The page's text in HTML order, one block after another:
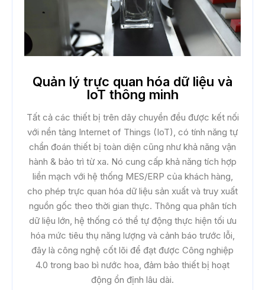
Quản lý trực quan hóa dữ liệu và
IoT thông minh
Tất cả các thiết bị trên dây chuyền đều được kết nối
với nền tảng Internet of Things (IoT), có tính năng tự
chẩn đoán thiết bị toàn diện cũng như khả năng vận
hành & bảo trì từ xa. Nó cung cấp khả năng tích hợp
liền mạch với hệ thống MES/ERP của khách hàng,
cho phép trực quan hóa dữ liệu sản xuất và truy xuất
nguồn gốc theo thời gian thực. Thông qua phân tích
dữ liệu lớn, hệ thống có thể tự động thực hiện tối ưu
hóa mức tiêu thụ năng lượng và cảnh báo trước lỗi,
đây là công nghệ cốt lõi để đạt được Công nghiệp
4.0 trong bao bì nước hoa, đảm bảo thiết bị hoạt
động ổn định lâu dài.